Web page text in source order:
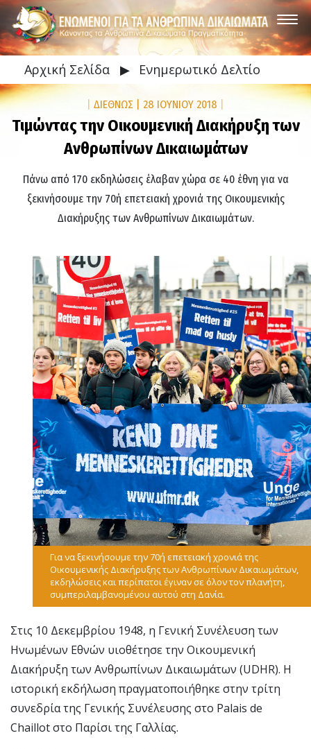
Αρχική Σελίδα ▶ Ενημερωτικό Δελτίο
ΔΙΕΘΝΩΣ 28 ΙΟΥΝΙΟΥ 2018
Τιμώντας την Οικουμενική Διακήρυξη των
Ανθρωπίνων Δικαιωμάτων
Πάνω από 170 εκδηλώσεις έλαβαν χώρα σε 40 έθνη για να
ξεκινήσουμε την 70ή επετειακή χρονιά της Οικουμενικής
Διακήρυξης των Ανθρωπίνων Δικαιωμάτων.
Για να ξεκινήσουμε την 70ή επετειακή χρονιά της
Οικουμενικής Διακήρυξης των Ανθρωπίνων Δικαιωμάτων,
εκδηλώσεις και περίπατοι έγιναν σε όλον τον πλανήτη,
συμπεριλαμβανομένου αυτού στη Δανία.
Στις 10 Δεκεμβρίου 1948, η Γενική Συνέλευση των
Ηνωμένων Εθνών υιοθέτησε την Οικουμενική
Διακήρυξη των Ανθρωπίνων Δικαιωμάτων (UDHR). Η
ιστορική εκδήλωση πραγματοποιήθηκε στην τρίτη
συνεδρία της Γενικής Συνέλευσης στο Palais de
Chaillot στο Παρίσι της Γαλλίας.